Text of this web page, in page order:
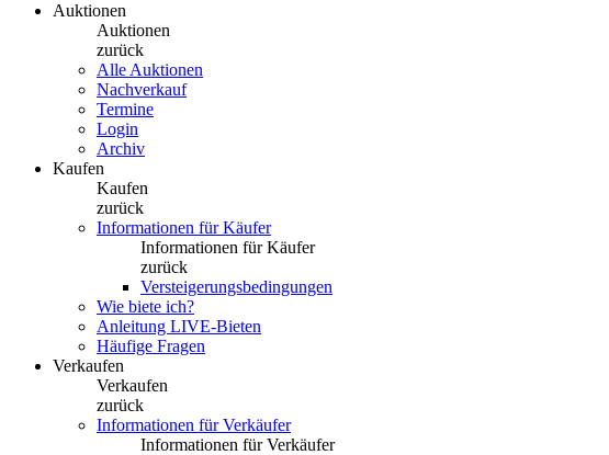
Auktionen
Auktionen
zurück
Alle Auktionen
Nachverkauf
Termine
Login
Archiv
Kaufen
Kaufen
zurück
Informationen für Käufer
Informationen für Käufer
zurück
Versteigerungsbedingungen
Wie biete ich?
Anleitung LIVE-Bieten
Häufige Fragen
Verkaufen
Verkaufen
zurück
Informationen für Verkäufer
Informationen für Verkäufer